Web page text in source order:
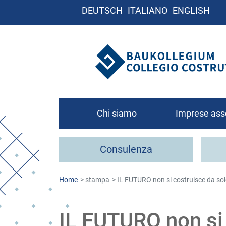
DEUTSCH ITALIANO ENGLISH
Chi siamo
Chi siamo
Contatto
Imprese
Consulenza
Home stampa IL FUTURO non si costruisce da
IL FUTURO non